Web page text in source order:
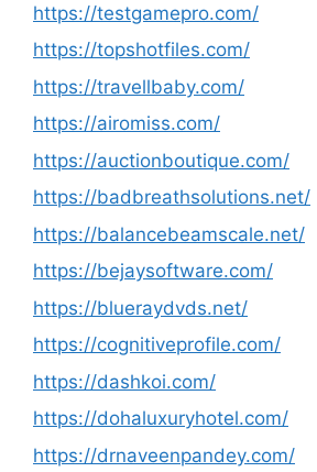
https://testgamepro.com/
https://topshotfiles.com/
https://travellbaby.com/
https://airomiss.com/
https://auctionboutique.com/
https://badbreathsolutions.net/
https://balancebeamscale.net/
https://bejaysoftware.com/
https://blueraydvds.net/
https://cognitiveprofile.com/
https://dashkoi.com/
https://dohaluxuryhotel.com/
https://drnaveenpandey.com/